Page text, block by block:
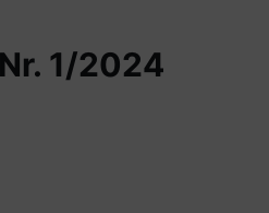
1/2024